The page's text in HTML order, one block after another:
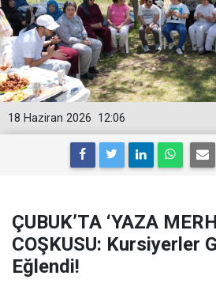
12:06
18 Haziran 2026
ÇUBUK’TA ‘YAZA
COŞKUSU: Kursiyerler
Eğlendi!